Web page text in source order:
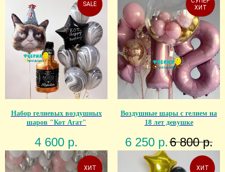
SALE
Набор гелиевых воздушных
шаров "Кот Агат"
4 600 р.
ХИТ
Воздушные шары с гелием на
18 лет девушке
6 250 р.6 800 р.
ХИТ ХИТ